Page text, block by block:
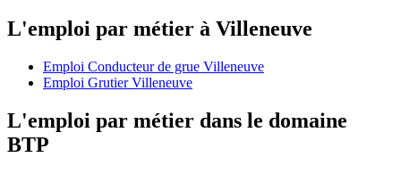
L'emploi par métier à Villeneuve
Emploi Conducteur de grue Villeneuve
Emploi Grutier Villeneuve
L'emploi par métier dans le domaine
BTP